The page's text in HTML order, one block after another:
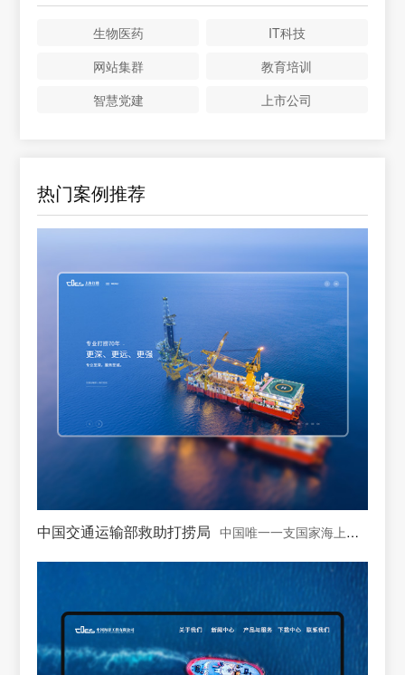
生物医药
IT科技
网站集群
教育培训
智慧党建
上市公司
热门案例推荐
中国交通运输部救助打捞局 中国唯一一支国家海上专业救助打捞力量